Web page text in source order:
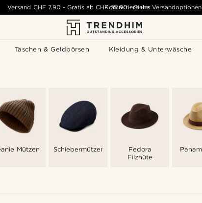
Taschen & Geldbörsen Kleidung & Unterwäsche
Versand CHF 7.90 - Gratis ab CHF 75.00 - Siehe Versandoptionen
Kontaktiere uns
Mützen Schiebermützen
Fedora
Filzhüte